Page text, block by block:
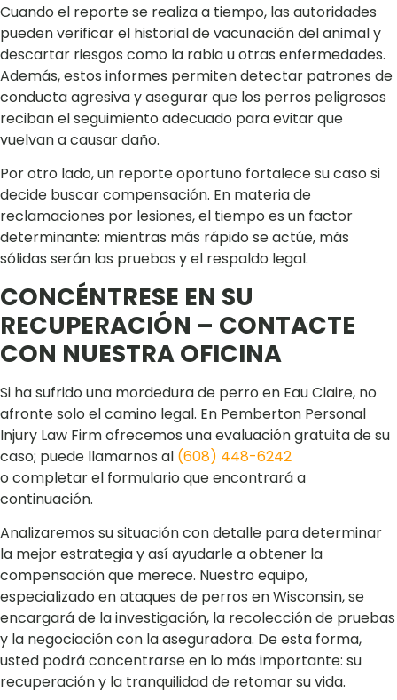
Cuando el reporte se realiza a tiempo, las autoridades
pueden verificar el historial de vacunación del animal y
descartar riesgos como la rabia u otras enfermedades.
Además, estos informes permiten detectar patrones de
conducta agresiva y asegurar que los perros peligrosos
reciban el seguimiento adecuado para evitar que
vuelvan a causar daño.
Por otro lado, un reporte oportuno fortalece su caso si
decide buscar compensación. En materia de
reclamaciones por lesiones, el tiempo es un factor
determinante: mientras más rápido se actúe, más
sólidas serán las pruebas y el respaldo legal.
CONCÉNTRESE EN SU
RECUPERACIÓN – CONTACTE
CON NUESTRA OFICINA
Si ha sufrido una mordedura de perro en Eau Claire, no
afronte solo el camino legal. En Pemberton Personal
Injury Law Firm ofrecemos una evaluación gratuita de su
caso; puede llamarnos al (608) 448-6242
o completar el formulario que encontrará a
continuación.
Analizaremos su situación con detalle para determinar
la mejor estrategia y así ayudarle a obtener la
compensación que merece. Nuestro equipo,
especializado en ataques de perros en Wisconsin, se
encargará de la investigación, la recolección de pruebas
y la negociación con la aseguradora. De esta forma,
usted podrá concentrarse en lo más importante: su
recuperación y la tranquilidad de retomar su vida.